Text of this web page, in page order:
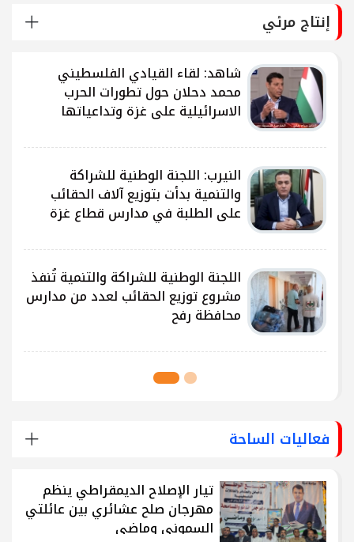
إنتاج مرئي
شاهد: لقاء القيادي الفلسطيني
محمد دحلان حول تطورات الحرب
الاسرائيلية على غزة وتداعياتها
النيرب: اللجنة الوطنية للشراكة
والتنمية بدأت بتوزيع آلاف الحقائب
على الطلبة في مدارس قطاع غزة
اللجنة الوطنية للشراكة والتنمية تُنفذ
مشروع توزيع الحقائب لعدد من مدارس
محافظة رفح
فعاليات الساحة
تيار الإصلاح الديمقراطي ينظم
مهرجان صلح عشائري بين عائلتي
السموني وماضي